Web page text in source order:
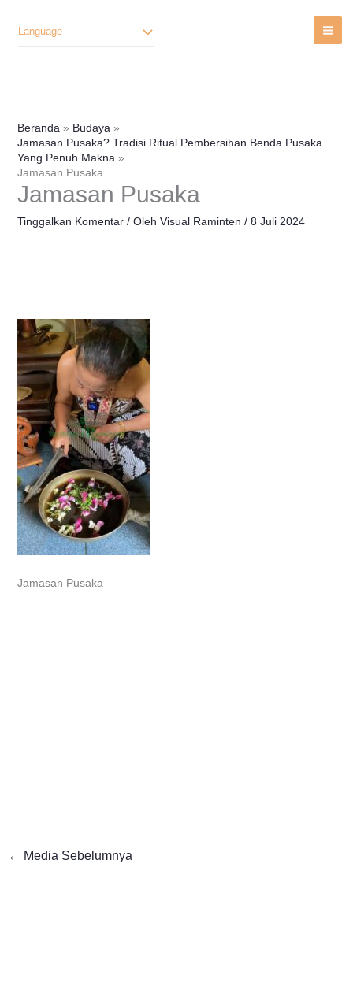
Language
Beranda
Budaya
Jamasan Pusaka? Tradisi Ritual Pembersihan Benda Pusaka
Yang Penuh Makna
Jamasan Pusaka
Jamasan Pusaka
Tinggalkan Komentar / Oleh Visual Raminten / 8 Juli 2024
Jamasan Pusaka
← Media Sebelumnya